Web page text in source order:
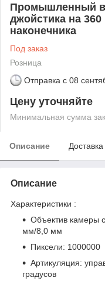
Промышленный
джойстика на
наконечника
Под заказ
Розница
Отправка с 08
Цену уточняйте
Минимальная сумма
Описание Доставка
Описание
Характеристики :
Объектив камеры
мм/8,0 мм
Пиксели: 1000000
Артикуляция:
градусов